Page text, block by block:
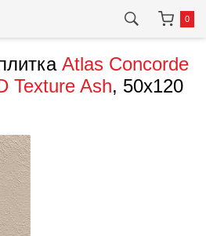
0
Atlas Concorde
Texture Ash, 50x120